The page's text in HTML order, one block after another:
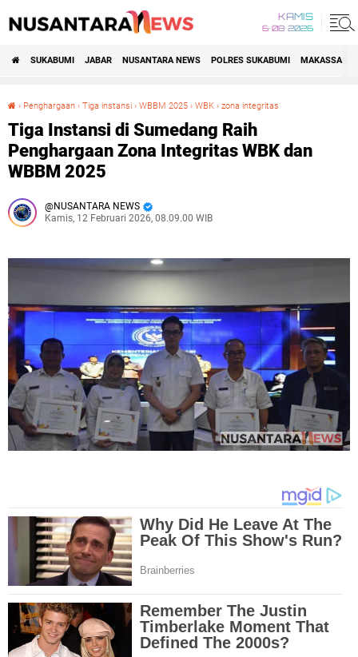
KAMIS
6•08•2026
SUKABUMI JABAR NUSANTARA NEWS POLRES SUKABUMI MAKASSAR
› Penghargaan › Tiga instansi › WBBM 2025 › WBK › zona integritas
Tiga Instansi di Sumedang Raih
Penghargaan Zona Integritas WBK dan
WBBM 2025
NUSANTARA NEWS
Kamis, 12 Februari 2026, 08.09.00 WIB